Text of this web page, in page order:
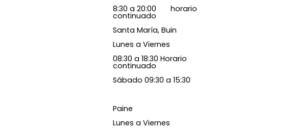
8:30 a 20:00 horario
continuado
Santa María, Buin
Lunes a Viernes
08:30 a 18:30 Horario
continuado
Sábado 09:30 a 15:30
Paine
Lunes a Viernes